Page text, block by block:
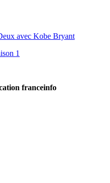
avec Kobe Bryant
1
franceinfo